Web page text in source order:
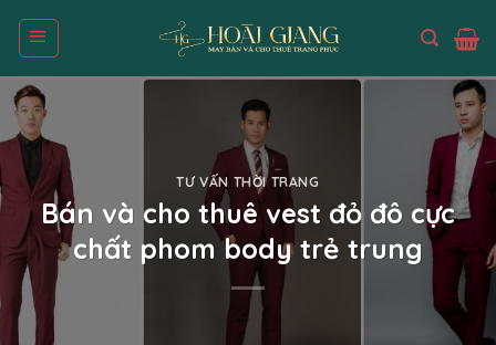
Skip
content
TƯ VẤN THỜI TRANG
Bán và cho thuê vest đỏ đô cực
chất phom body trẻ trung